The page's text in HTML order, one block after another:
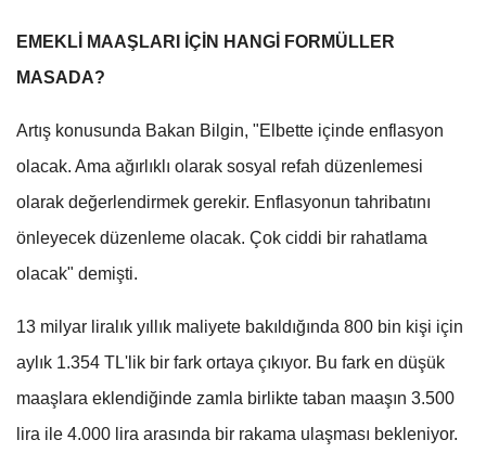
EMEKLİ MAAŞLARI İÇİN HANGİ FORMÜLLER
MASADA?
Artış konusunda Bakan Bilgin, "Elbette içinde enflasyon
olacak. Ama ağırlıklı olarak sosyal refah düzenlemesi
olarak değerlendirmek gerekir. Enflasyonun tahribatını
önleyecek düzenleme olacak. Çok ciddi bir rahatlama
olacak" demişti.
13 milyar liralık yıllık maliyete bakıldığında 800 bin kişi için
aylık 1.354 TL'lik bir fark ortaya çıkıyor. Bu fark en düşük
maaşlara eklendiğinde zamla birlikte taban maaşın 3.500
lira ile 4.000 lira arasında bir rakama ulaşması bekleniyor.